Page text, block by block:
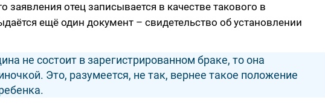
заявления отец записывается в качестве такового в
ещё один документ – свидетельство об установлении
не состоит в зарегистрированном браке, то она
Это, разумеется, не так, вернее такое положение